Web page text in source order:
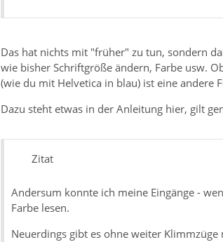
Das hat nichts mit "früher" zu tun, sondern
wie bisher Schriftgröße ändern, Farbe usw.
(wie du mit Helvetica in blau) ist eine andere
Dazu steht etwas in der Anleitung hier, gilt
Zitat
Andersum konnte ich meine Eingänge -
Farbe lesen.
Neuerdings gibt es ohne weiter